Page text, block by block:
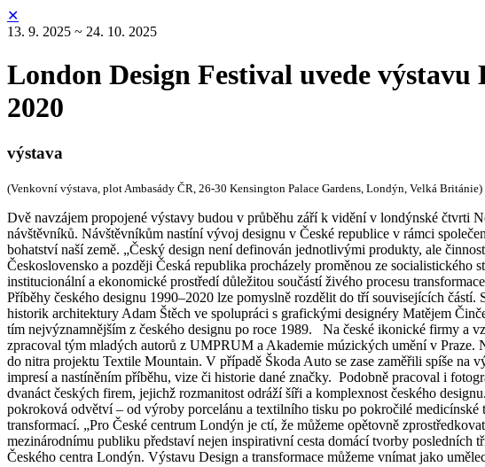
✕
13. 9. 2025 ~ 24. 10. 2025
London Design Festival uvede výstavu
2020
výstava
(Venkovní výstava, plot Ambasády ČR, 26-30 Kensington Palace Gardens, Londýn, Velká Británie)
Dvě navzájem propojené výstavy budou v průběhu září k vidění v londýnské čtvrti
návštěvníků. Návštěvníkům nastíní vývoj designu v České republice v rámci
bohatství naší země. „Český design není definován jednotlivými produkty, ale
Československo a později Česká republika procházely proměnou ze socialistického
institucionální a ekonomické prostředí důležitou součástí živého procesu
Příběhy českého designu 1990–2020 lze pomyslně rozdělit do tří souvisejících
historik architektury Adam Štěch ve spolupráci s grafickými designéry Matějem
tím nejvýznamnějším z českého designu po roce 1989. Na české ikonické firmy a
zpracoval tým mladých autorů z UMPRUM a Akademie múzických umění v
do nitra projektu Textile Mountain. V případě Škoda Auto se zase zaměřili spíše
impresí a nastíněním příběhu, vize či historie dané značky. Podobně pracoval i
dvanáct českých firem, jejichž rozmanitost odráží šíři a komplexnost českého
pokroková odvětví – od výroby porcelánu a textilního tisku po pokročilé
transformací. „Pro České centrum Londýn je ctí, že můžeme opětovně
mezinárodnímu publiku představí nejen inspirativní cesta domácí tvorby posledních
Českého centra Londýn. Výstavu Design a transformace můžeme vnímat jako